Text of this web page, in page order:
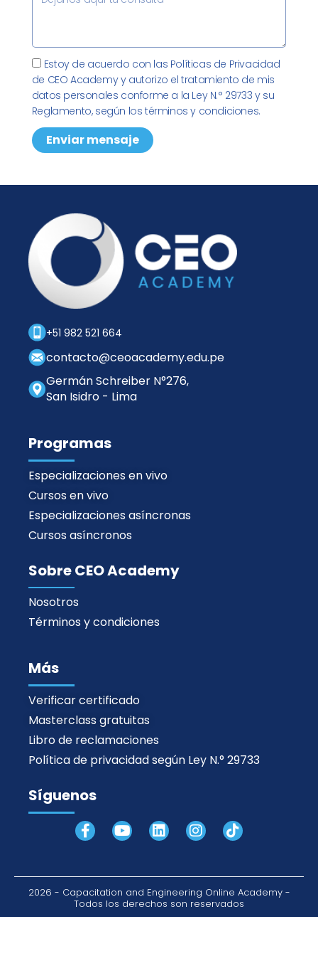
o
r
n
o
ó
n
l
e
r
n
o
a
r
s
a
e
P
o
l
í
i
Estoy de acuerdo con las Políticas de Privacidad
de CEO Academy y autorizo el tratamiento de mis
datos personales conforme a la Ley N.° 29733 y su
Reglamento, según los términos y condiciones.
Enviar mensaje
+51 982 521 664
contacto@ceoacademy.edu.pe
Germán Schreiber N°276,
San Isidro - Lima
Programas
Especializaciones en vivo
Cursos en vivo
Especializaciones asíncronas
Cursos asíncronos
Sobre CEO Academy
Nosotros
Términos y condiciones
Más
Verificar certificado
Masterclass gratuitas
Libro de reclamaciones
Política de privacidad según Ley N.° 29733
Síguenos
F
a
o
o
Y
o
b
e
L
i
d
i
I
n
g
r
T
i
k
2026 - Capacitation and Engineering Online Academy -
Todos los derechos son reservados